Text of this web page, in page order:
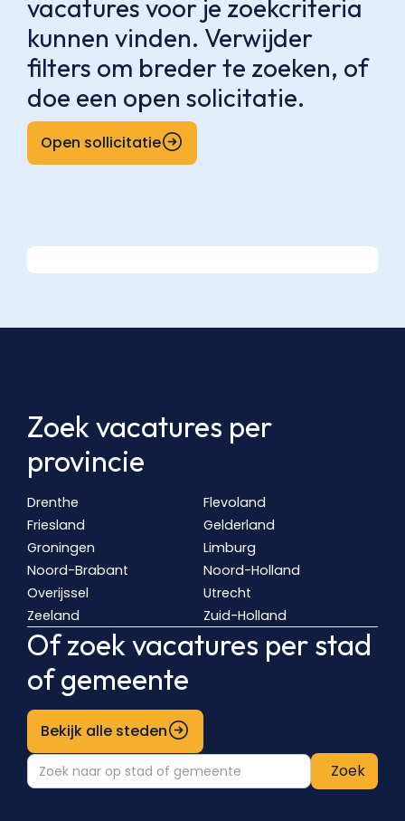
vacatures voor je zoekcriteria
kunnen vinden. Verwijder
filters om breder te zoeken, of
doe een open solicitatie.
Open sollicitatie
Zoek vacatures per
provincie
Drenthe
Flevoland
Friesland
Gelderland
Groningen
Limburg
Noord-Brabant
Noord-Holland
Overijssel
Utrecht
Zeeland
Zuid-Holland
Of zoek vacatures per stad
of gemeente
Bekijk alle steden